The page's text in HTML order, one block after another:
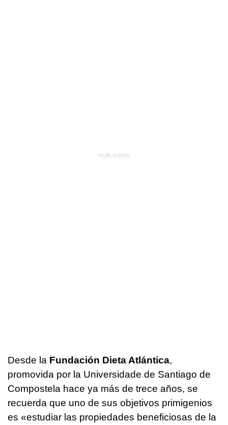
Desde la Fundación Dieta Atlántica,
promovida por la Universidade de Santiago de
Compostela hace ya más de trece años, se
recuerda que uno de sus objetivos primigenios
es «estudiar las propiedades beneficiosas de la